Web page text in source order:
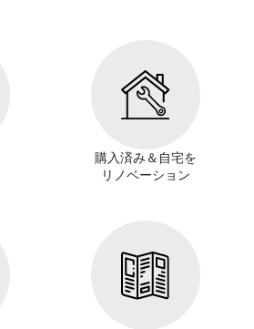
購入済み＆自宅を
リノベーション